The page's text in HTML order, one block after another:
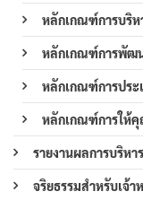
หลักเกณฑ์การบริห
หลักเกณฑ์การพัฒ
หลักเกณฑ์การประ
หลักเกณฑ์การให้
รายงานผลการบริห
จริยธรรมสำหรับเจ้า